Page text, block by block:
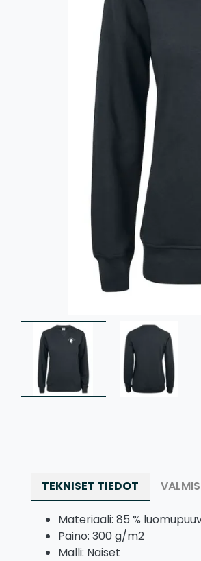
TEKNISET TIEDOT
Materiaali: 85 %
Paino: 300 g/m2
Malli: Naiset